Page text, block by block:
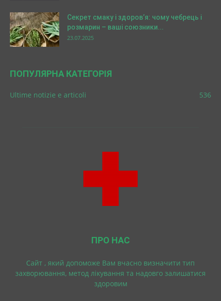
Секрет смаку і здоров’я: чому чебрець і
розмарин – ваші союзники...
23.07.2025
ПОПУЛЯРНА КАТЕГОРІЯ
Ultime notizie e articoli 536
ПРО НАС
Cайт , який допоможе Вам вчасно визначити тип
захворювання, метод лікування та надовго залишатися
здоровим